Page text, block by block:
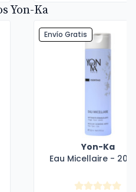
Yon-Ka
Envío Gratis
Yon-Ka
Eau Micellaire - 200